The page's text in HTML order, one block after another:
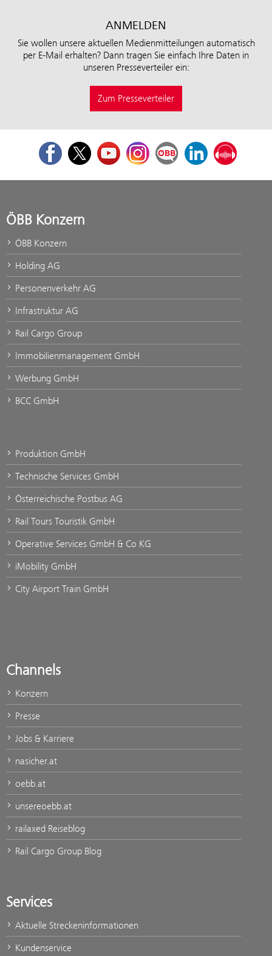
ANMELDEN
Sie wollen unsere aktuellen Medienmitteilungen automatisch
per E-Mail erhalten? Dann tragen Sie einfach Ihre Daten in
unseren Presseverteiler ein:
Zum Presseverteiler
FacebookTwitterYoutubeInstagramÖBB Corporate Blog
LinkedInPodcast
ÖBB Konzern
ÖBB Konzern
Holding AG
Personenverkehr AG
Infrastruktur AG
Rail Cargo Group
Immobilienmanagement GmbH
Werbung GmbH
BCC GmbH
Produktion GmbH
Technische Services GmbH
Österreichische Postbus AG
Rail Tours Touristik GmbH
Operative Services GmbH & Co KG
iMobility GmbH
City Airport Train GmbH
Channels
Konzern
Presse
Jobs & Karriere
nasicher.at
oebb.at
unsereoebb.at
railaxed Reiseblog
Rail Cargo Group Blog
Services
Aktuelle Streckeninformationen
Kundenservice